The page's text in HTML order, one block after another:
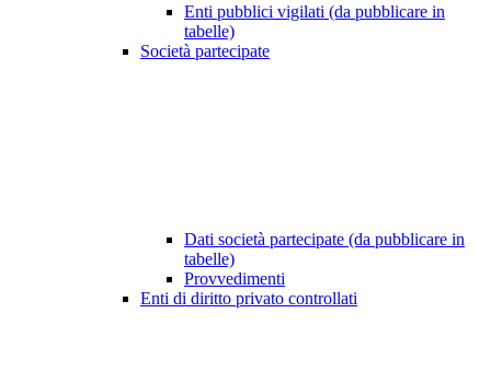
Enti pubblici vigilati (da pubblicare in
tabelle)
Società partecipate
Dati società partecipate (da pubblicare in
tabelle)
Provvedimenti
Enti di diritto privato controllati